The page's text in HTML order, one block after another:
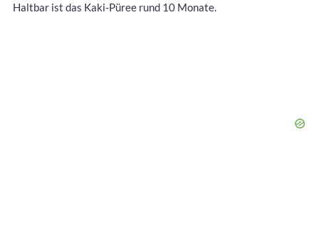
Haltbar ist das Kaki-Püree rund 10 Monate.